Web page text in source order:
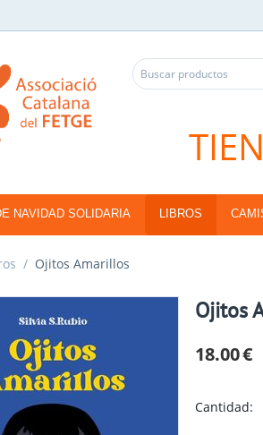
NAVIDAD SOLIDARIA LIBROS
/ Ojitos Amarillos
Ojitos
18.00€
Cantidad: